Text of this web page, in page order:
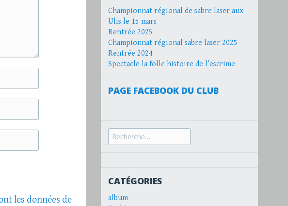
les données de
Championnat régional de sabre laser aux
Ulis le 15 mars
Rentrée 2025
Championnat régional sabre laser 2025
Rentrée 2024
Spectacle la folle histoire de l’escrime
PAGE FACEBOOK DU CLUB
Recherche
pour :
CATÉGORIES
album